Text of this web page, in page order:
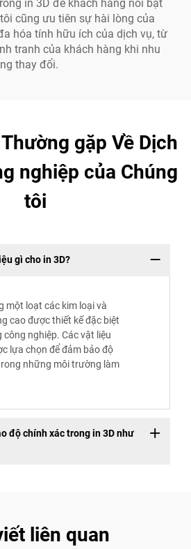
in 3D để khách hàng nổi bật
cũng ưu tiên sự hài lòng của
hóa tính hữu ích của dịch vụ, từ
tranh của khách hàng khi nhu
thay đổi.
gặp Về Dịch
nghiệp của Chúng
tôi
gì cho in 3D?
một loạt các kim loại và
cao được thiết kế đặc biệt
nghiệp. Các vật liệu
lựa chọn để đảm bảo độ
những môi trường làm
độ chính xác trong in 3D như
liên quan